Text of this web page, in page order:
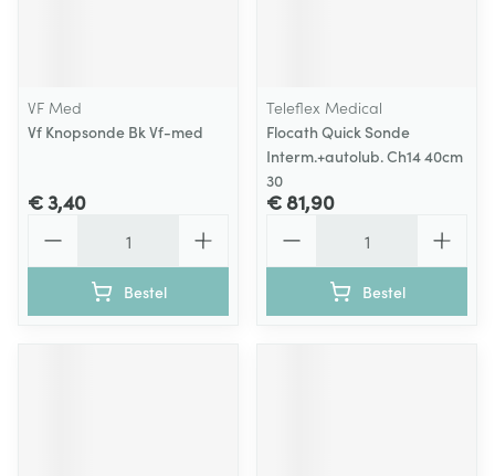
VF Med
Vf Knopsonde Bk Vf-med
€ 3,40
Bestel
Teleflex Medical
Flocath Quick Sonde
Interm.+autolub. Ch14 40cm
30
€ 81,90
Bestel